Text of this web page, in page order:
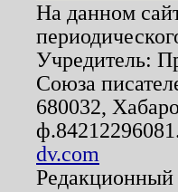
На данном
Учредитель:
Союза
680032,
dv.com
Редакционный